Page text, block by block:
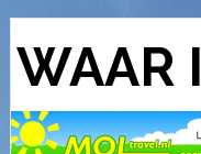
WAAR